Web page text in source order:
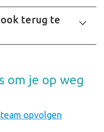
terug te
om je op weg
opvolgen